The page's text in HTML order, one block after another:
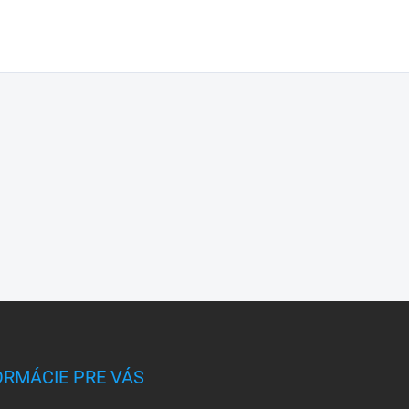
PRE VÁS